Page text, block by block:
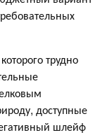
трудно
доступные
шлейф